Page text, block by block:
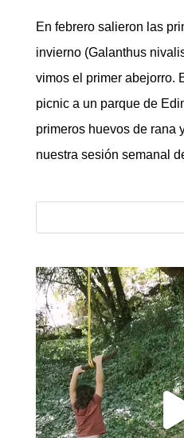
En febrero salieron las
invierno (Galanthus
vimos el primer abejorro.
picnic a un parque de
primeros huevos de rana
nuestra sesión semanal